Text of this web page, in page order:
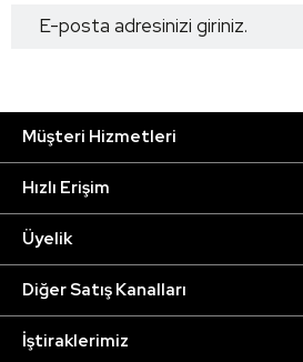
Müşteri Hizmetleri
Hızlı Erişim
Üyelik
Diğer Satış Kanalları
İştiraklerimiz